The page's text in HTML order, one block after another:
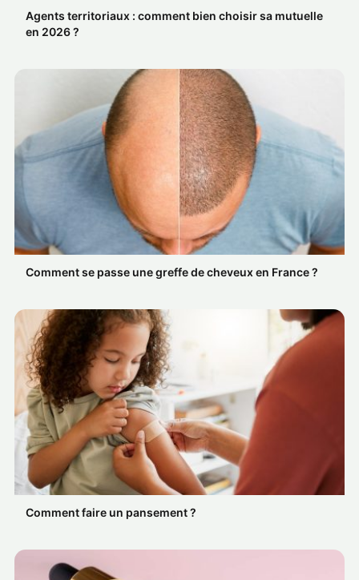
Agents territoriaux : comment bien choisir sa mutuelle
en 2026 ?
Comment se passe une greffe de cheveux en France ?
Comment faire un pansement ?